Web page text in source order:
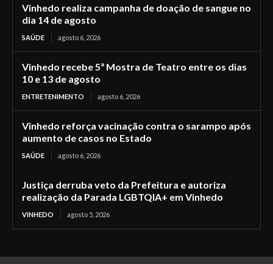
Vinhedo realiza campanha de doação de sangue no
dia 14 de agosto
SAÚDE agosto 6, 2026
Vinhedo recebe 5ª Mostra de Teatro entre os dias
10 e 13 de agosto
ENTRETENIMENTO agosto 6, 2026
Vinhedo reforça vacinação contra o sarampo após
aumento de casos no Estado
SAÚDE agosto 6, 2026
Justiça derruba veto da Prefeitura e autoriza
realização da Parada LGBTQIA+ em Vinhedo
VINHEDO agosto 5, 2026